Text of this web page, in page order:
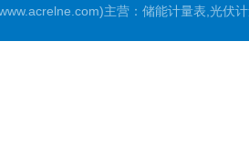
主营：储能计量表,光伏